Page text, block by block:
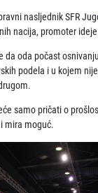
nasljednik SFR
nacija, promoter
da oda počast
podela i u kojem
samo pričati o
mira moguć.